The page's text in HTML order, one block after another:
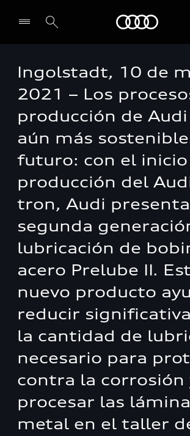
Ingolstadt, 10 de
2021 – Los
producción de
aún más
futuro: con el inicio
producción del
tron, Audi
segunda
lubricación de
acero Prelube II.
nuevo producto
reducir
la cantidad de
necesario para
contra la corrosión
procesar las
metal en el taller